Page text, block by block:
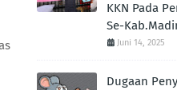
KKN Pada
Se-
Juni 14, 2025
Dugaan